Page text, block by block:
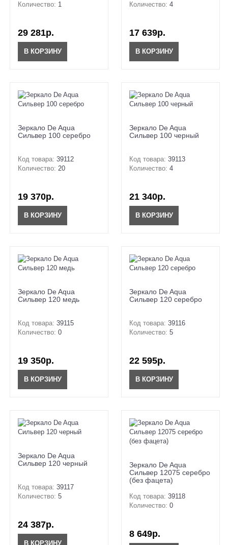
Количество: 1
29 281р.
В КОРЗИНУ
Количество: 4
17 639р.
В КОРЗИНУ
Зеркало De Aqua
Сильвер 100 серебро
Код товара: 39112
Количество: 20
19 370р.
В КОРЗИНУ
Зеркало De Aqua
Сильвер 100 черный
Код товара: 39113
Количество: 4
21 340р.
В КОРЗИНУ
Зеркало De Aqua
Сильвер 120 медь
Код товара: 39115
Количество: 0
19 350р.
В КОРЗИНУ
Зеркало De Aqua
Сильвер 120 серебро
Код товара: 39116
Количество: 5
22 595р.
В КОРЗИНУ
Зеркало De Aqua
Сильвер 120 черный
Код товара: 39117
Количество: 5
24 387р.
В КОРЗИНУ
Зеркало De Aqua
Сильвер 12075 серебро
(без фацета)
Код товара: 39118
Количество: 0
8 649р.